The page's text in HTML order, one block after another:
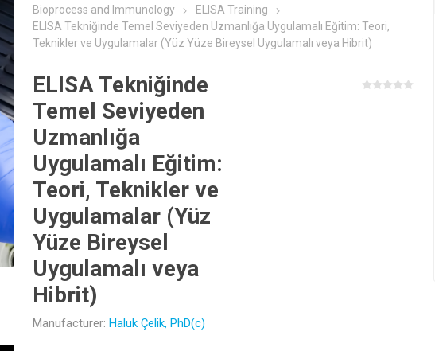
Bioprocess and Immunology
ELISA Training
ELISA Tekniğinde Temel Seviyeden Uzmanlığa Uygulamalı Eğitim: Teori,
Teknikler ve Uygulamalar (Yüz Yüze Bireysel Uygulamalı veya Hibrit)
ELISA Tekniğinde
Temel Seviyeden
Uzmanlığa
Uygulamalı Eğitim:
Teori, Teknikler ve
Uygulamalar (Yüz
Yüze Bireysel
Uygulamalı veya
Hibrit)
Manufacturer: Haluk Çelik, PhD(c)